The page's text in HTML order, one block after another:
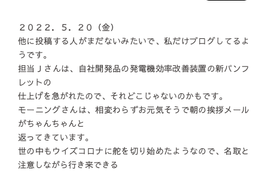
２０２２．５．２０（金）
他に投稿する人がまだないみたいで、私だけブログしてるよ
うです。
担当Ｊさんは、自社開発品の発電機効率改善装置の新パンフ
レットの
仕上げを急がれたので、それどこじゃないのかもです。
モーニングさんは、相変わらずお元気そうで朝の挨拶メール
がちゃんちゃんと
返ってきています。
世の中もウイズコロナに舵を切り始めたようなので、名取と
注意しながら行き来できる